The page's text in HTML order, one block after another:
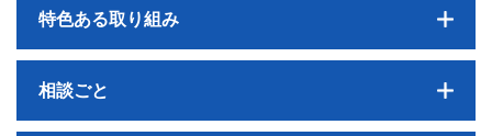
特色ある取り組み
相談ごと